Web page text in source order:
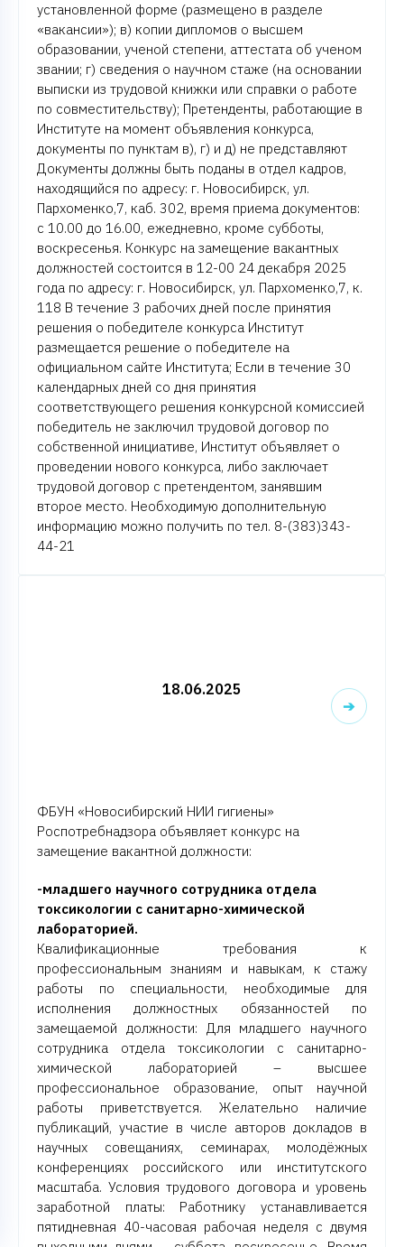
установленной форме (размещено в разделе
«вакансии»); в) копии дипломов о высшем
образовании, ученой степени, аттестата об ученом
звании; г) сведения о научном стаже (на основании
выписки из трудовой книжки или справки о работе
по совместительству); Претенденты, работающие в
Институте на момент объявления конкурса,
документы по пунктам в), г) и д) не представляют
Документы должны быть поданы в отдел кадров,
находящийся по адресу: г. Новосибирск, ул.
Пархоменко,7, каб. 302, время приема документов:
с 10.00 до 16.00, ежедневно, кроме субботы,
воскресенья. Конкурс на замещение вакантных
должностей состоится в 12-00 24 декабря 2025
года по адресу: г. Новосибирск, ул. Пархоменко,7, к.
118 В течение 3 рабочих дней после принятия
решения о победителе конкурса Институт
размещается решение о победителе на
официальном сайте Института; Если в течение 30
календарных дней со дня принятия
соответствующего решения конкурсной комиссией
победитель не заключил трудовой договор по
собственной инициативе, Институт объявляет о
проведении нового конкурса, либо заключает
трудовой договор с претендентом, занявшим
второе место. Необходимую дополнительную
информацию можно получить по тел. 8-(383)343-
44-21
18.06.2025
ФБУН «Новосибирский НИИ гигиены»
Роспотребнадзора объявляет конкурс на
замещение вакантной должности:
-младшего научного сотрудника отдела
токсикологии с санитарно-химической
лабораторией.
Квалификационные требования к
профессиональным знаниям и навыкам, к стажу
работы по специальности, необходимые для
исполнения должностных обязанностей по
замещаемой должности: Для младшего научного
сотрудника отдела токсикологии с санитарно-
химической лабораторией – высшее
профессиональное образование, опыт научной
работы приветствуется. Желательно наличие
публикаций, участие в числе авторов докладов в
научных совещаниях, семинарах, молодёжных
конференциях российского или институтского
масштаба. Условия трудового договора и уровень
заработной платы: Работнику устанавливается
пятидневная 40-часовая рабочая неделя с двумя
➔